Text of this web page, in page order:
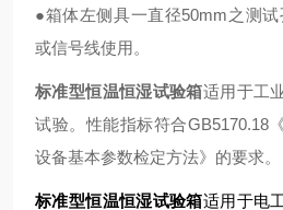
●箱体左侧具一直径50mm之测
或信号线使用。
标准型恒温恒湿试验箱适用于工
试验。性能指标符合GB5170.18
设备基本参数检定方法》的要求。
标准型恒温恒湿试验箱适用于电